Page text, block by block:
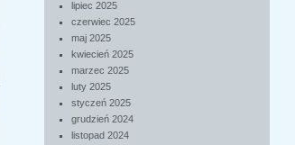
lipiec 2025
czerwiec 2025
maj 2025
kwiecień 2025
marzec 2025
luty 2025
styczeń 2025
grudzień 2024
listopad 2024